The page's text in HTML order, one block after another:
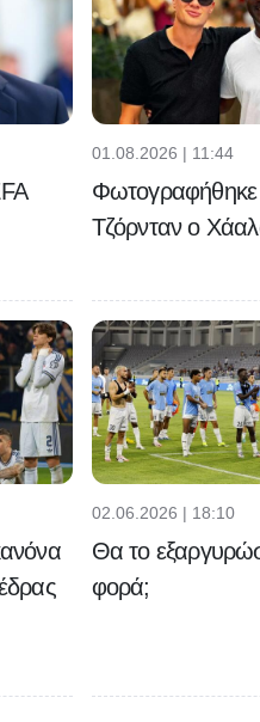
01.08.2026 | 11:44
Φωτογραφήθηκε
Τζόρνταν ο
02.06.2026 | 18:10
Θα το
φορά;